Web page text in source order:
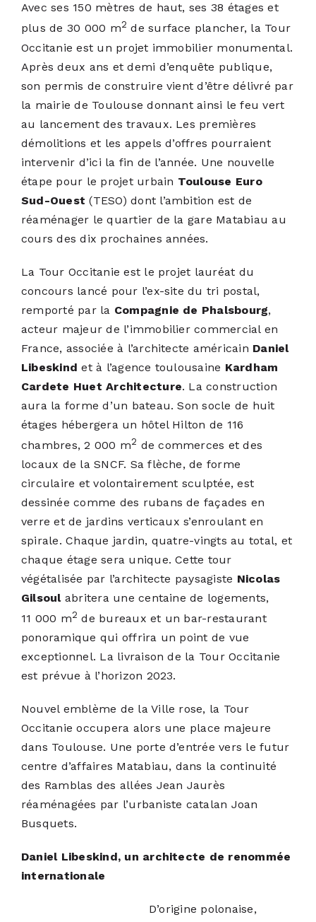
Avec ses 150 mètres de haut, ses 38 étages et
plus de 30 000 m2 de surface plancher, la Tour
Occitanie est un projet immobilier monumental.
Après deux ans et demi d’enquête publique,
son permis de construire vient d’être délivré par
la mairie de Toulouse donnant ainsi le feu vert
au lancement des travaux. Les premières
démolitions et les appels d’offres pourraient
intervenir d’ici la fin de l’année. Une nouvelle
étape pour le projet urbain Toulouse Euro
Sud-Ouest(TESO) dont l’ambition est de
réaménager le quartier de la gare Matabiau au
cours des dix prochaines années.
La Tour Occitanie est le projet lauréat du
concours lancé pour l’ex-site du tri postal,
remporté par la Compagnie de Phalsbourg,
acteur majeur de l’immobilier commercial en
France, associée à l’architecte américain Daniel
Libeskindet à l’agence toulousaine Kardham
Cardete Huet Architecture. La construction
aura la forme d’un bateau. Son socle de huit
étages hébergera un hôtel Hilton de 116
chambres, 2 000 m2 de commerces et des
locaux de la SNCF. Sa flèche, de forme
circulaire et volontairement sculptée, est
dessinée comme des rubans de façades en
verre et de jardins verticaux s’enroulant en
spirale. Chaque jardin, quatre-vingts au total, et
chaque étage sera unique. Cette tour
végétalisée par l’architecte paysagiste Nicolas
Gilsoul abritera une centaine de logements,
11 000 m2 de bureaux et un bar-restaurant
ponoramique qui offrira un point de vue
exceptionnel. La livraison de la Tour Occitanie
est prévue à l’horizon 2023.
Nouvel emblème de la Ville rose, la Tour
Occitanie occupera alors une place majeure
dans Toulouse. Une porte d’entrée vers le futur
centre d’affaires Matabiau, dans la continuité
des Ramblas des allées Jean Jaurès
réaménagées par l’urbaniste catalan Joan
Busquets.
Daniel Libeskind, un architecte de renommée
internationale
D’origine polonaise,